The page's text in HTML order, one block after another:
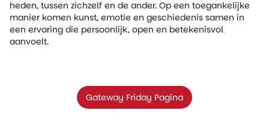
heden, tussen zichzelf en de ander. Op een toegankelijke
manier komen kunst, emotie en geschiedenis samen in
een ervaring die persoonlijk, open en betekenisvol
aanvoelt.
Gateway Friday Pagina